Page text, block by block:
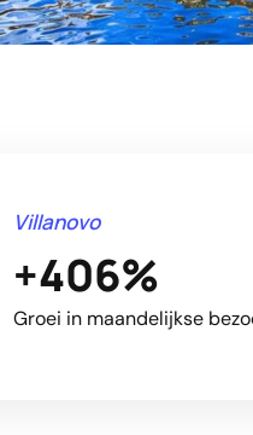
Villanovo
+406%
Groei in maandelijkse